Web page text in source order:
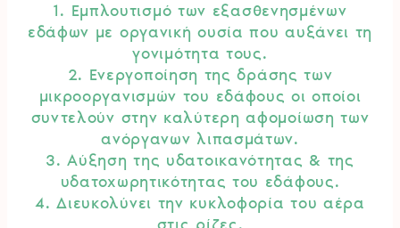
1. Εμπλουτισμό των εξασθενησμένων
εδάφων με οργανική ουσία που αυξάνει τη
γονιμότητα τους.
2. Ενεργοποίηση της δράσης των
μικροοργανισμών του εδάφους οι οποίοι
συντελούν στην καλύτερη αφομοίωση των
ανόργανων λιπασμάτων.
3. Αύξηση της υδατοικανότητας & της
υδατοχωρητικότητας του εδάφους.
4. Διευκολύνει την κυκλοφορία του αέρα